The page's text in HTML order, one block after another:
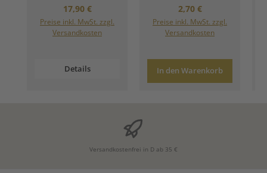
Regulärer Preis:
17,90 €
Preise inkl. MwSt. zzgl.
Versandkosten
Details
Regulärer Preis:
2,70 €
Preise inkl. MwSt. zzgl.
Versandkosten
In den Warenkorb
Versandkostenfrei in D ab 35 €